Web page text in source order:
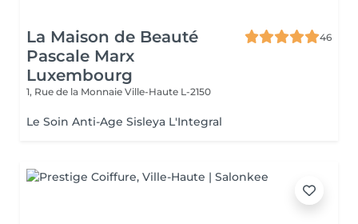
La Maison de Beauté
Pascale Marx
Luxembourg
46
1, Rue de la Monnaie Ville-Haute L-2150
Le Soin Anti-Age Sisleya L'Integral